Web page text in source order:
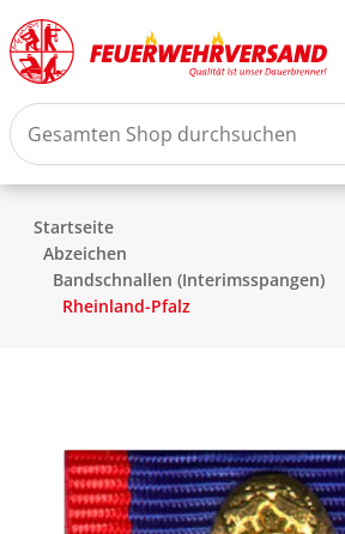
Startseite
Abzeichen
Bandschnallen (Interimsspangen)
Rheinland-Pfalz